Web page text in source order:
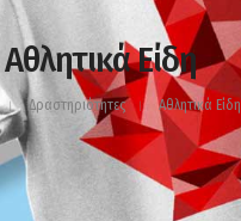
Αθλητικά Είδη
Δραστηριότητες Αθλητικά Είδη